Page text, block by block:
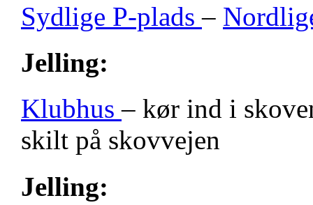
Sydlige P-plads–
Jelling:
Klubhus– kør ind i
skilt på skovvejen
Jelling: